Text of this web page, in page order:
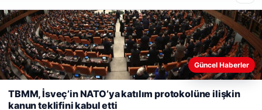
© 2026 Yurt Gazete
Web sitemizi nasıl kullandığınızı daha iyi anlayabilmek,
kullanıyoruz.Çerez Politikamız
Güncel Haberler
TBMM, İsveç’in NATO’ya katılım protokolüne ilişkin
kanun teklifini kabul etti